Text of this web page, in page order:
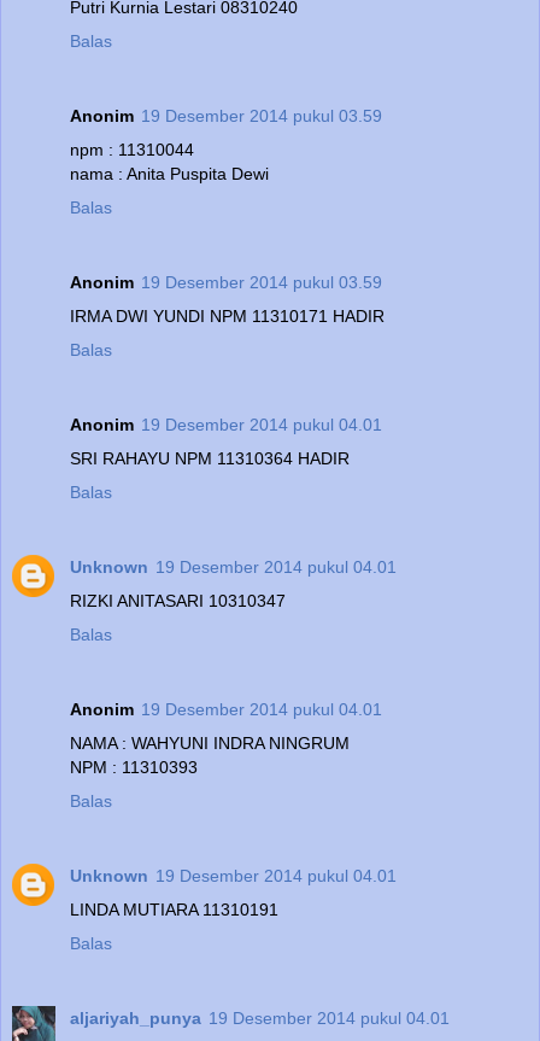
Putri Kurnia Lestari 08310240
Balas
Anonim 19 Desember 2014 pukul 03.59
npm : 11310044
nama : Anita Puspita Dewi
Balas
Anonim 19 Desember 2014 pukul 03.59
IRMA DWI YUNDI NPM 11310171 HADIR
Balas
Anonim 19 Desember 2014 pukul 04.01
SRI RAHAYU NPM 11310364 HADIR
Balas
Unknown 19 Desember 2014 pukul 04.01
RIZKI ANITASARI 10310347
Balas
Anonim 19 Desember 2014 pukul 04.01
NAMA : WAHYUNI INDRA NINGRUM
NPM : 11310393
Balas
Unknown 19 Desember 2014 pukul 04.01
LINDA MUTIARA 11310191
Balas
aljariyah_punya 19 Desember 2014 pukul 04.01